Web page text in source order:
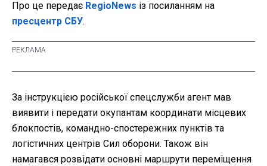
Про це передає RegioNews із посиланням на
пресцентр СБУ.
За інструкцією російської спецслужби агент мав
виявити і передати окупантам координати місцевих
блокпостів, командно-спостережних пунктів та
логістичних центрів Сил оборони. Також він
намагався розвідати основні маршрути переміщення